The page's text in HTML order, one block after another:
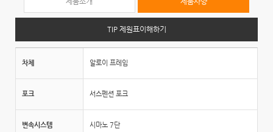
TIP 제원표이해하기
차체 알로이 프레임
포크 서스펜션 포크
변속시스템 시마노 7단